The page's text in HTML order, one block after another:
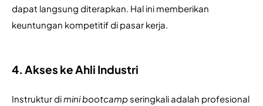
dapat langsung diterapkan. Hal ini memberikan
keuntungan kompetitif di pasar kerja.
4. Akses ke Ahli Industri
Instruktur di mini bootcamp seringkali adalah profesional